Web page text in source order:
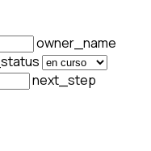
owner_name
next_step